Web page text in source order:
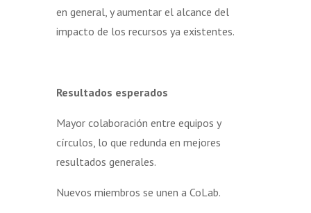
en general, y aumentar el alcance del
impacto de los recursos ya existentes.
Resultados esperados
Mayor colaboración entre equipos y
círculos, lo que redunda en mejores
resultados generales.
Nuevos miembros se unen a CoLab.